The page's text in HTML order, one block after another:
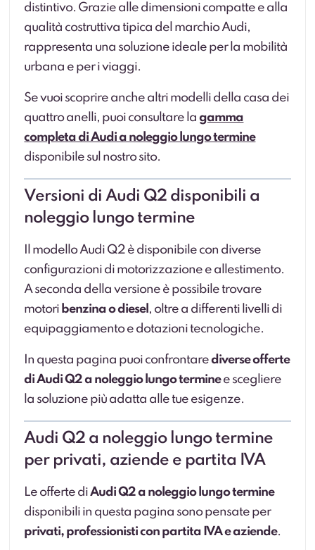
distintivo. Grazie alle dimensioni compatte e alla
qualità costruttiva tipica del marchio Audi,
rappresenta una soluzione ideale per la mobilità
urbana e per i viaggi.
Se vuoi scoprire anche altri modelli della casa dei
quattro anelli, puoi consultare lagamma
completa di Audi a noleggio lungo termine
disponibile sul nostro sito.
Versioni di Audi Q2 disponibili a
noleggio lungo termine
Il modello Audi Q2 è disponibile con diverse
configurazioni di motorizzazione e allestimento.
A seconda della versione è possibile trovare
motori benzina o diesel , oltre a differenti livelli di
equipaggiamento e dotazioni tecnologiche.
In questa pagina puoi confrontarediverse offerte
di Audi Q2 a noleggio lungo terminee scegliere
la soluzione più adatta alle tue esigenze.
Audi Q2 a noleggio lungo termine
per privati, aziende e partita IVA
Le offerte diAudi Q2 a noleggio lungo termine
disponibili in questa pagina sono pensate per
privati, professionisti con partita IVA e aziende.